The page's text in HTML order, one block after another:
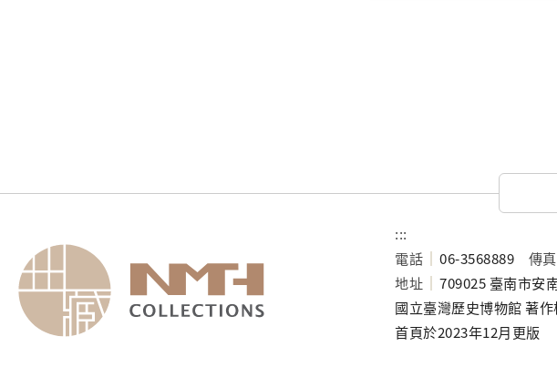
:::
電話
06-3568889 傳真
地址
709025 臺南市安
國立臺灣歷史博物館 著
首頁於2023年12月更版